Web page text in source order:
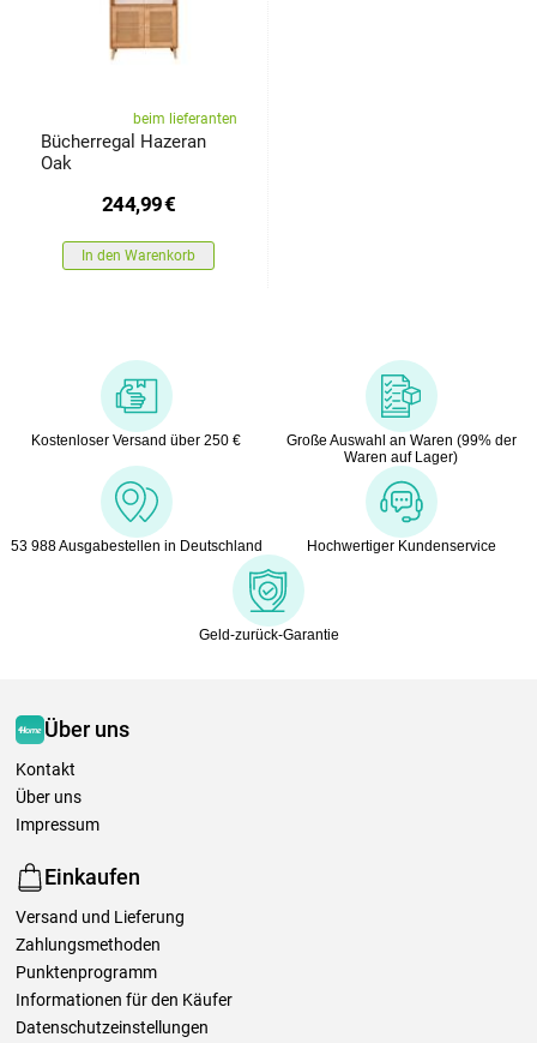
beim lieferanten
Bücherregal Hazeran
Oak
244,99€
In den Warenkorb
Kostenloser Versand über 250 €
Große Auswahl an Waren (99% der
Waren auf Lager)
53 988 Ausgabestellen in Deutschland Hochwertiger Kundenservice
Geld-zurück-Garantie
Über uns
Kontakt
Über uns
Impressum
Einkaufen
Versand und Lieferung
Zahlungsmethoden
Punktenprogramm
Informationen für den Käufer
Datenschutzeinstellungen